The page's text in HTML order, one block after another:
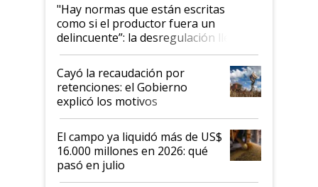
"Hay normas que están escritas
como si el productor fuera un
delincuente”: la desregulación llegó
al Congreso Aapresid y hasta se
habló del financiamiento al IPCVA
Cayó la recaudación por
retenciones: el Gobierno
explicó los motivos
El campo ya liquidó más de US$
16.000 millones en 2026: qué
pasó en julio